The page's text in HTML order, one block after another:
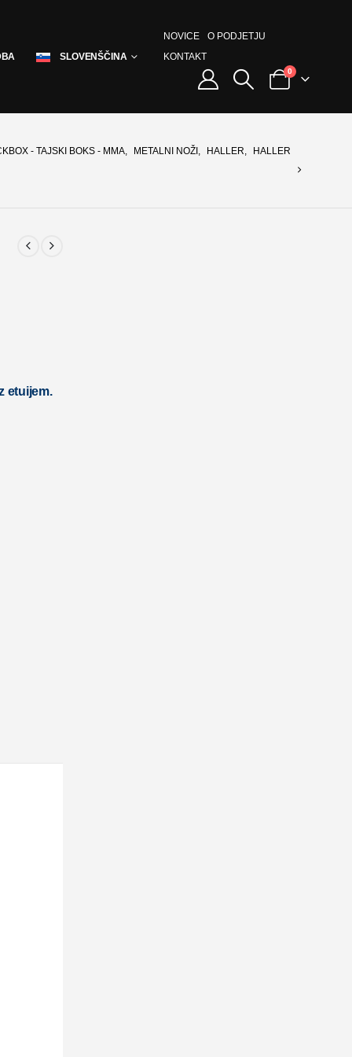
SLOVENŠČINA
NOVICE
O PODJETJU
KONTAKT
0
- TAJSKI BOKS - MMA, METALNI NOŽI , HALLER, HALLER
etuijem.